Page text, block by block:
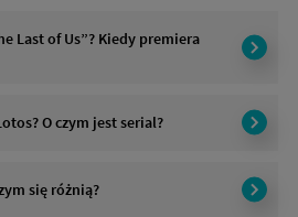
Last of Us”? Kiedy premiera
O czym jest serial?
się różnią?